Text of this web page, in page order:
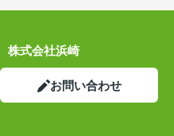
株式会社浜崎
お問い合わせ